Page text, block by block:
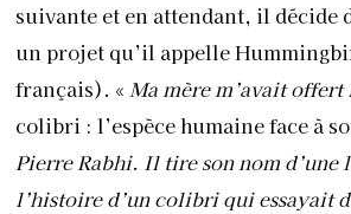
suivante et en attendant, il décide
un projet qu’il appelle
français). « Ma mère m’avait
colibri : l’espèce humaine face à
Pierre Rabhi. Il tire son nom d’une
l’histoire d’un colibri qui essayait